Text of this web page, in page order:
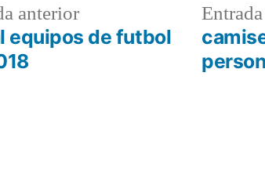
anteriorEntrada
anterior:
equipos de futbol